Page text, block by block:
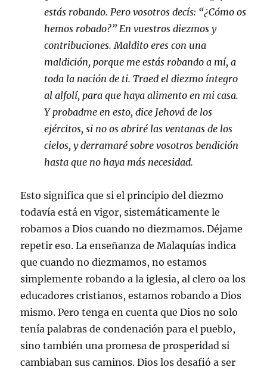
estás robando. Pero vosotros decís: “¿Cómo os
hemos robado?” En vuestros diezmos y
contribuciones. Maldito eres con una
maldición, porque me estás robando a mí, a
toda la nación de ti. Traed el diezmo íntegro
al alfolí, para que haya alimento en mi casa.
Y probadme en esto, dice Jehová de los
ejércitos, si no os abriré las ventanas de los
cielos, y derramaré sobre vosotros bendición
hasta que no haya más necesidad.
Esto significa que si el principio del diezmo
todavía está en vigor, sistemáticamente le
robamos a Dios cuando no diezmamos. Déjame
repetir eso. La enseñanza de Malaquías indica
que cuando no diezmamos, no estamos
simplemente robando a la iglesia, al clero oa los
educadores cristianos, estamos robando a Dios
mismo. Pero tenga en cuenta que Dios no solo
tenía palabras de condenación para el pueblo,
sino también una promesa de prosperidad si
cambiaban sus caminos. Dios los desafió a ser